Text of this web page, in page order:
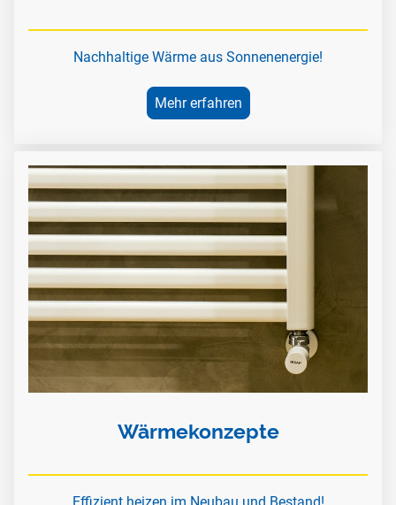
Nachhaltige Wärme aus Sonnenenergie!
Mehr erfahren
Wärmekonzepte